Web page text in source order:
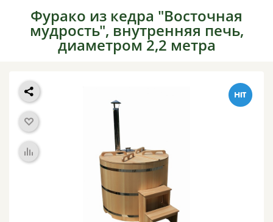
КУПИТЬ
ПАРТНЕРАМ
ФОТО
И
ВИДЕО
ОТЗЫВЫ
Фурако из кедра "Восточная
мудрость", внутренняя печь,
диаметром 2,2 метра